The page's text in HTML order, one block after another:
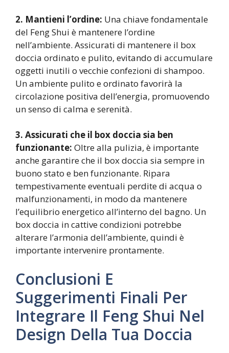
2. Mantieni l’ordine: Una chiave fondamentale
del Feng Shui è mantenere l’ordine
nell’ambiente. Assicurati di mantenere il box
doccia ordinato e pulito, evitando di accumulare
oggetti inutili o vecchie confezioni di shampoo.
Un ambiente pulito e ordinato favorirà la
circolazione positiva dell’energia, promuovendo
un senso di calma e serenità.
3. Assicurati che il box doccia sia ben
funzionante: Oltre alla pulizia, è importante
anche garantire che il box doccia sia sempre in
buono stato e ben funzionante. Ripara
tempestivamente eventuali perdite di acqua o
malfunzionamenti, in modo da mantenere
l’equilibrio energetico all’interno del bagno. Un
box doccia in cattive condizioni potrebbe
alterare l’armonia dell’ambiente, quindi è
importante intervenire prontamente.
Conclusioni E
Suggerimenti Finali Per
Integrare Il Feng Shui Nel
Design Della Tua Doccia